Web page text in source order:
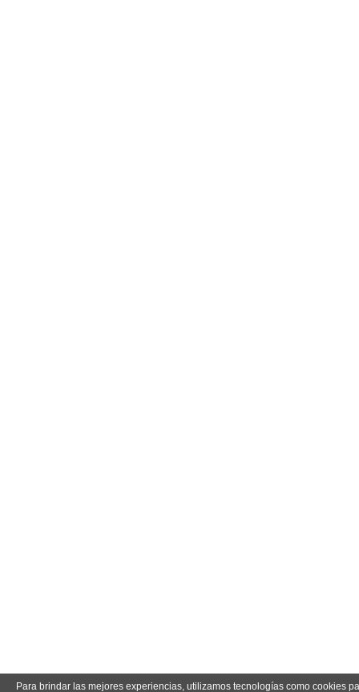
Para brindar las mejores experiencias, utilizamos tecnologías como cookies